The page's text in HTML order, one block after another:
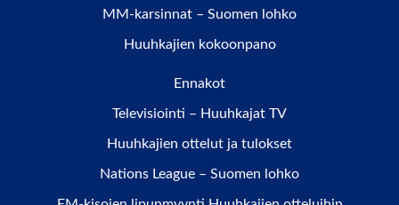
MM-karsinnat – Suomen lohko
Huuhkajien kokoonpano
Ennakot
Televisiointi – Huuhkajat TV
Huuhkajien ottelut ja tulokset
Nations League – Suomen lohko